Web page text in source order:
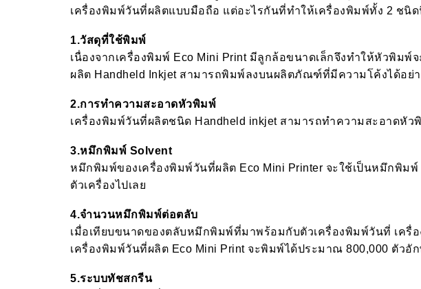
เครื่องพิมพ์วันที่ผลิตแบบมือถือ แต่อะไรกันที่ทำให้เครื่องพิมพ์ทั้ง 2 ชนิ
1.วัสดุที่ใช้พิมพ์
เนื่องจากเครื่องพิมพ์ Eco Mini Print มีลูกล้อขนาดเล็กจึงทำให้หัวพิ
ผลิต Handheld Inkjet สามารถพิมพ์ลงบนผลิตภัณฑ์ที่มีความโค้งได้อย่
2.การทำความสะอาดหัวพิมพ์
เครื่องพิมพ์วันที่ผลิตชนิด Handheld inkjet สามารถทำความสะอาดหั
3.หมึกพิมพ์ Solvent
หมึกพิมพ์ของเครื่องพิมพ์วันที่ผลิต Eco Mini Printer จะใช้เป็นหมึกพิ
ตัวเครื่องไปเลย
4.จำนวนหมึกพิมพ์ต่อตลับ
เมื่อเทียบขนาดของตลับหมึกพิมพ์ที่มาพร้อมกับตัวเครื่องพิมพ์วันที่ เค
เครื่องพิมพ์วันที่ผลิต Eco Mini Print จะพิมพ์ได้ประมาณ 800,000 ตัวอั
5.ระบบทัชสกรีน